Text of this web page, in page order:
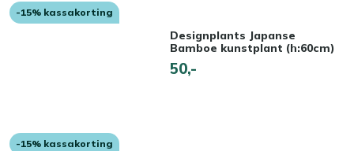
-15% kassakorting
Designplants Japanse
Bamboe kunstplant (h:60cm)
50,-
-15% kassakorting